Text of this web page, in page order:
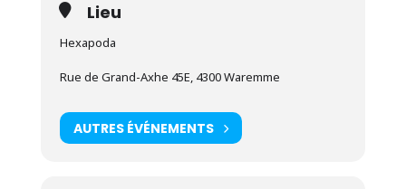
Lieu
Hexapoda
Rue de Grand-Axhe 45E, 4300 Waremme
AUTRES ÉVÉNEMENTS